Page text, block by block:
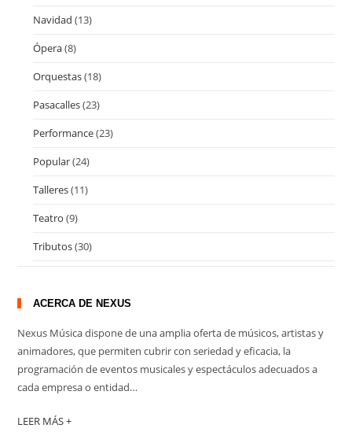
Navidad (13)
Ópera(8)
Orquestas(18)
Pasacalles(23)
Performance(23)
Popular(24)
Talleres(11)
Teatro (9)
Tributos(30)
ACERCA DE NEXUS
Nexus Música dispone de una amplia oferta de músicos, artistas y
animadores, que permiten cubrir con seriedad y eficacia, la
programación de eventos musicales y espectáculos adecuados a
cada empresa o entidad…
LEER MÁS +